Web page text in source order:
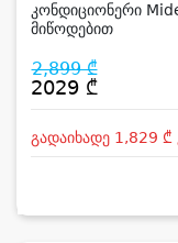
კონდიციონერი
მიწოდებით
2,899 ₾
2029 ₾
გადაიხადე 1,829